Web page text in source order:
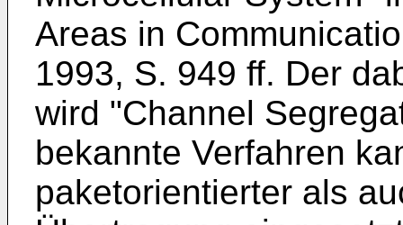
Areas in
1993, S. 949 ff. Der
wird "Channel
bekannte Verfahren
paketorientierter als